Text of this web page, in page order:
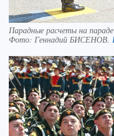
Парадные расчеты на
Фото: Геннадий БИСЕНОВ.